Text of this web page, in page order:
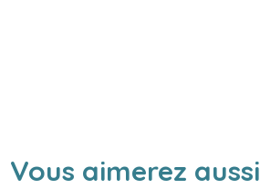
Vous aimerez aussi